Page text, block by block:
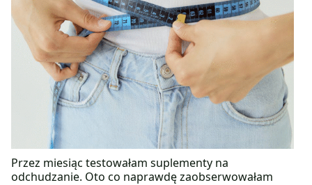
Przez miesiąc testowałam suplementy na
odchudzanie. Oto co naprawdę zaobserwowałam